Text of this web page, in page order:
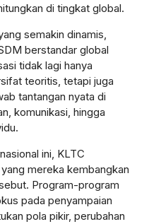
di tingkat global.
semakin dinamis,
berstandar global
tidak lagi hanya
teoritis, tetapi juga
tantangan nyata di
komunikasi, hingga
ini, KLTC
mereka kembangkan
Program-program
pada penyampaian
pola pikir, perubahan